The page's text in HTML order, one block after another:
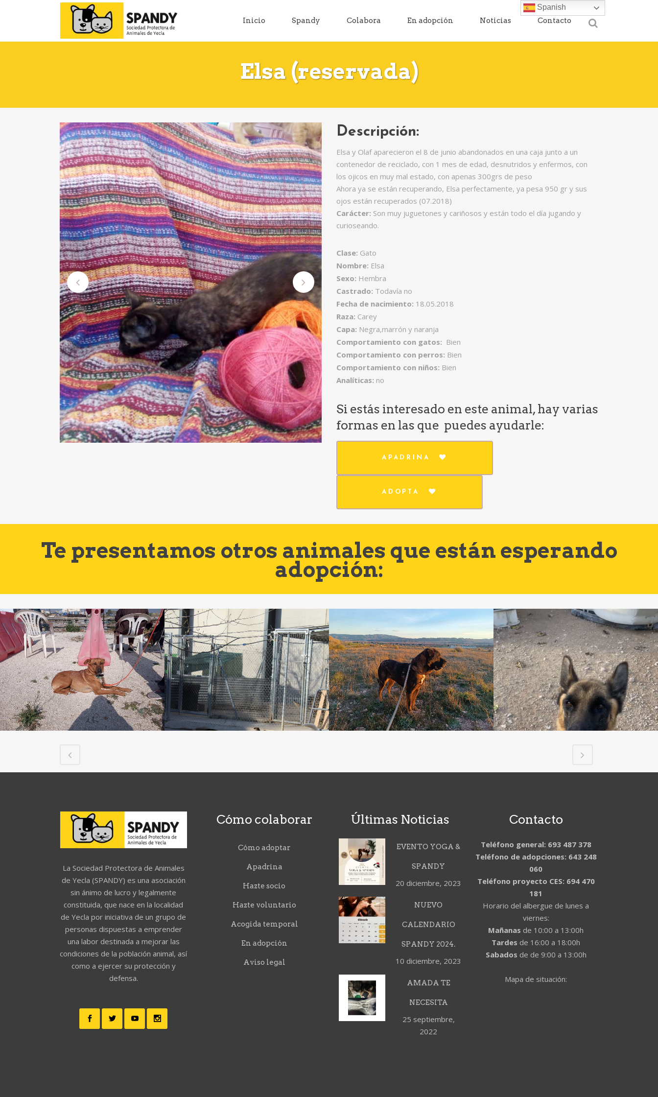
Inicio Spandy Colabora En adopción Noticias Contacto
Elsa (reservada)
Descripción:
Elsa y Olaf aparecieron el 8 de junio abandonados en una caja junto a un
contenedor de reciclado, con 1 mes de edad, desnutridos y enfermos, con
los ojicos en muy mal estado, con apenas 300grs de peso
Ahora ya se están recuperando, Elsa perfectamente, ya pesa 950 gr y sus
ojos están recuperados (07.2018)
Carácter: Son muy juguetones y cariñosos y están todo el día jugando y
curioseando.
Clase: Gato
Nombre: Elsa
Sexo: Hembra
Castrado: Todavía no
Fecha de nacimiento: 18.05.2018
Raza: Carey
Capa: Negra,marrón y naranja
Comportamiento con gatos: Bien
Comportamiento con perros: Bien
Comportamiento con niños: Bien
Analíticas: no
Si estás interesado en este animal, hay varias
formas en las que puedes ayudarle:
APADRINA
ADOPTA
Te presentamos otros animales que están esperando
adopción:
La Sociedad Protectora de Animales
de Yecla (SPANDY) es una asociación
sin ánimo de lucro y legalmente
constituida, que nace en la localidad
de Yecla por iniciativa de un grupo de
personas dispuestas a emprender
una labor destinada a mejorar las
condiciones de la población animal, así
como a ejercer su protección y
defensa.
Cómo colaborar
Cómo adoptar
Apadrina
Hazte socio
Hazte voluntario
Acogida temporal
En adopción
Aviso legal
Últimas Noticias
EVENTO YOGA &
SPANDY
20 diciembre, 2023
NUEVO
CALENDARIO
SPANDY 2024.
10 diciembre, 2023
AMADA TE
NECESITA
25 septiembre,
2022
Contacto
Teléfono general: 693 487 378
Teléfono de adopciones: 643 248
060
Teléfono proyecto CES: 694 470
181
Horario del albergue de lunes a
viernes:
Mañanas de 10:00 a 13:00h
Tardes de 16:00 a 18:00h
Sabados de de 9:00 a 13:00h
Mapa de situación:
Spanish